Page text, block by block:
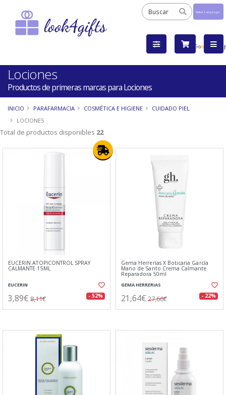
by
Lociones
Productos de primeras marcas para Lociones
INICIO PARAFARMACIA COSMÉTICA E HIGIENE
CUIDADO PIEL
LOCIONES
Total de productos disponibles 22
EUCERIN ATOPICONTROL SPRAY
CALMANTE 15ML
EUCERIN
3,89€ 8,11€ - 52%
Gema Herrerías X Boticaria García
Mano de Santo Crema Calmante
Reparadora 50ml
GEMA HERRERIAS
21,64€ 27,66€ - 22%